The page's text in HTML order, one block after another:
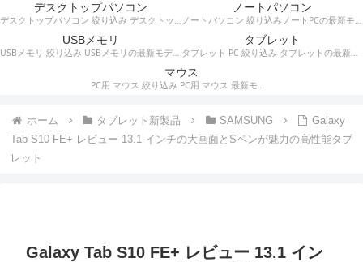
デスクトップパソコン
デスクトップパソコン 絞り込み デスクトップPCの最新モデルやスペック・仕様に関する情報。
ノートパソコン
ノートパソコン 絞り込みノートPCの最新モデルやスペック・仕様に関する情報。
USBメモリ
USBメモリ 絞り込み USBメモリの最新モデルやスペック・仕様に関する情報。
タブレット
タブレット PC 絞り込み タブレットの最新モデルやスペック・仕様に関する情報。
マウス
PC用 マウス 絞り込み PC用 マウス 最新モデルやスペック・仕様に関する情報。ワイヤレスマウス、有線マウス、接続タイプなど。
ホーム タブレット新製品 SAMSUNG
Galaxy
Tab S10 FE+ レビュー 13.1 インチの大画面とSペンが魅力の高性能タブ
レット
Galaxy Tab S10 FE+ レビュー 13.1 イン